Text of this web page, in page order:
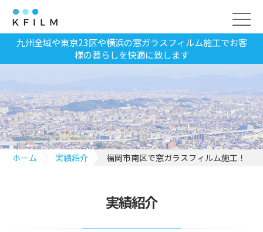
九州全域や東京23区や横浜の窓ガラスフィルム施工でお客
様の暮らしを快適に致します
ホーム 実績紹介 福岡市南区で窓ガラスフィルム施工！
実績紹介